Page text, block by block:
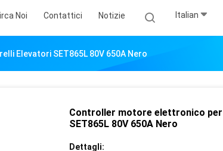
Noi Contattici Notizie Italian
Elevatori SET865L 80V 650A Nero
Controller motore elettronico
SET865L 80V 650A Nero
Dettagli: